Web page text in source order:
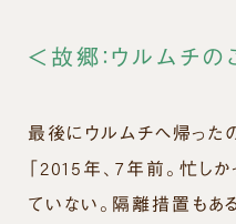
＜故郷：ウルムチの
最後にウルムチへ帰った
「2015年、7年前。忙し
ていない。隔離措置もあ